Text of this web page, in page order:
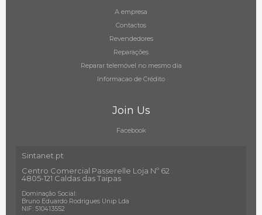
A empresa
Contactos
Revendedores
Reparações
Reparar telemóvel no mesmo dia
Informacao de Crédito
Join Us
Facebook
Sintanet.pt
Centro Comercial Passerelle Loja Nº 62
4805-121 Caldas das Taipas
Dominação Social:
Bruno Eduardo Rodrigues Unip Lda
NIF: 510413552